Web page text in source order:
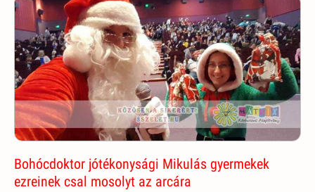
Bohócdoktor jótékonysági Mikulás gyermekek
ezreinek csal mosolyt az arcára